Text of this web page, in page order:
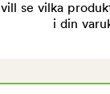
vill se vilka
i din